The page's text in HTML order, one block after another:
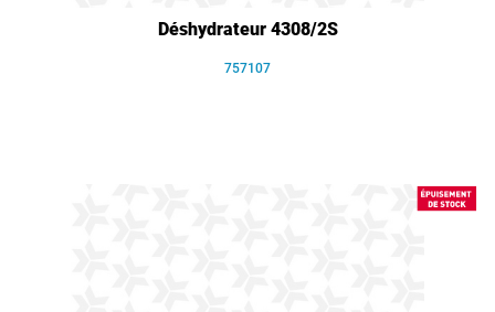
Déshydrateur 4308/2S
757107